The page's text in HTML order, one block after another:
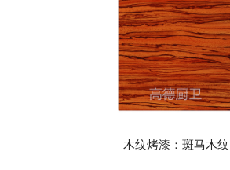
木纹烤漆：斑马木纹